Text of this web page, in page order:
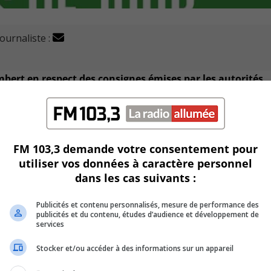
:
en respect des consignes émises par les autorités.
un guide qui présente les différentes mesures imposées
qu’ils ne pouvaient se conformer aux exigences
en ligne via le
ou par courriel à compter du 28 mai.
leur part d’une période de préinscription entre le 19 et
FM 103,3 demande votre consentement pour
utiliser vos données à caractère personnel
dans les cas suivants :
Publicités et contenu personnalisés, mesure de performance des
publicités et du contenu, études d’audience et développement de
services
Stocker et/ou accéder à des informations sur un appareil